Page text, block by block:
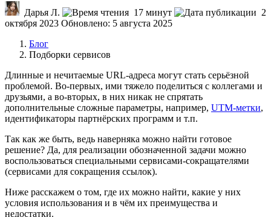
Дарья Л. 17 минут
2
октября 2023 Обновлено: 5 августа 2025
Блог
Подборки сервисов
Длинные и нечитаемые URL-адреса могут стать серьёзной
проблемой. Во-первых, ими тяжело поделиться с коллегами и
друзьями, а во-вторых, в них никак не спрятать
дополнительные сложные параметры, например, UTM-метки,
идентификаторы партнёрских программ и т.п.
Так как же быть, ведь наверняка можно найти готовое
решение? Да, для реализации обозначенной задачи можно
воспользоваться специальными сервисами-сокращателями
(сервисами для сокращения ссылок).
Ниже расскажем о том, где их можно найти, какие у них
условия использования и в чём их преимущества и
недостатки.